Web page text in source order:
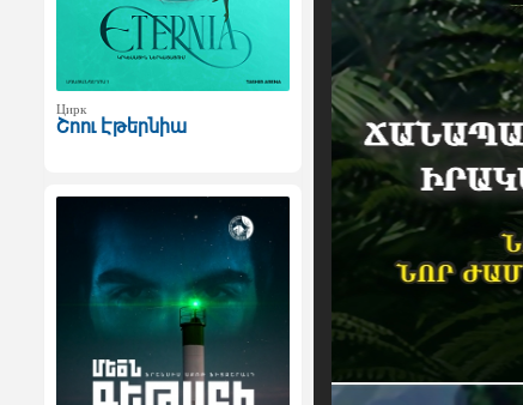
Цирк
Շոու Էթերնիա